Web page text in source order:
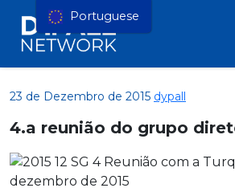
23 de Dezembro de 2015 dypall
4.a reunião do grupo
Portuguese